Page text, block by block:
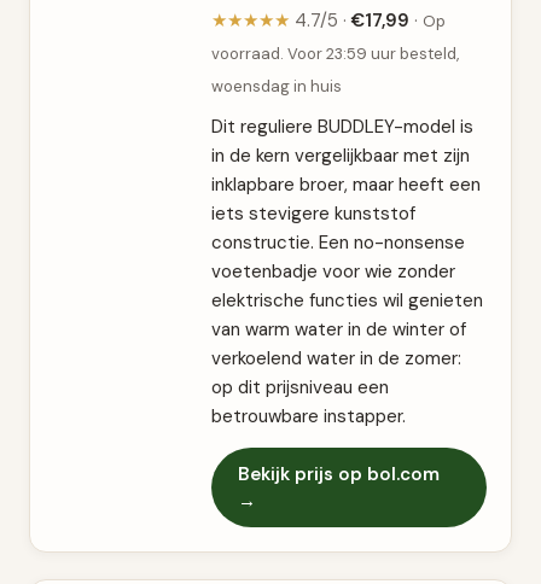
★★★★★ 4.7/5 ·€17,99 · Op
voorraad. Voor 23:59 uur besteld,
woensdag in huis
Dit reguliere BUDDLEY-model is
in de kern vergelijkbaar met zijn
inklapbare broer, maar heeft een
iets stevigere kunststof
constructie. Een no-nonsense
voetenbadje voor wie zonder
elektrische functies wil genieten
van warm water in de winter of
verkoelend water in de zomer:
op dit prijsniveau een
betrouwbare instapper.
Bekijk prijs op bol.com
→